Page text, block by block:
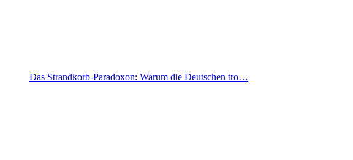
Das Strandkorb-Paradoxon: Warum die Deutschen tro…